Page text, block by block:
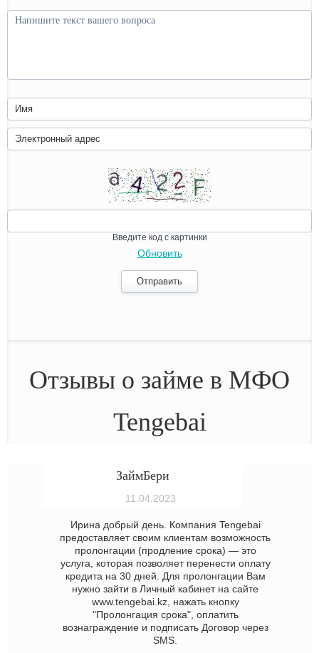
Введите код с картинки
Обновить
Отзывы о займе в МФО
Tengebai
ЗаймБери
11.04.2023
Ирина добрый день. Компания Tengebai
предоставляет своим клиентам возможность
пролонгации (продление срока) — это
услуга, которая позволяет перенести оплату
кредита на 30 дней. Для пролонгации Вам
нужно зайти в Личный кабинет на сайте
www.tengebai.kz, нажать кнопку
"Пролонгация срока", оплатить
вознаграждение и подписать Договор через
SMS.